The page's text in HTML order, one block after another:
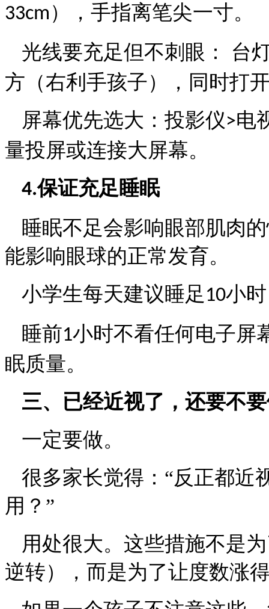
33cm ），手指离笔尖一寸。
光线要充足但不刺眼：
台
方（右利手孩子），同时打
屏幕优先选大： 投影仪>电
量投屏或连接大屏幕。
4.保证充足睡眠
睡眠不足会影响眼部肌肉
能影响眼球的正常发育。
小学生每天建议睡足 10小
睡前1小时不看任何电子屏
眠质量。
三、已经近视了，还要不
一定要做。
很多家长觉得： “反正都近
用？”
用处很大。这些措施不是
逆转），而是为了让度数涨